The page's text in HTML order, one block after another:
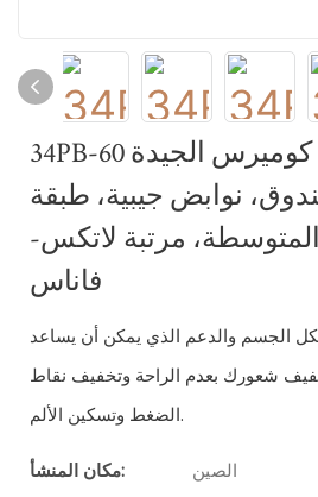
34PB-60 مراتب إيزي كوميرس الجيدة
نوابض جيبية، طبقة
مرتبة لاتكس-
فاناس
الجسم والدعم الذي يمكن أن يساعد
شعورك بعدم الراحة وتخفيف نقاط
الضغط وتسكين الألم.
مكان المنشأ: الصين